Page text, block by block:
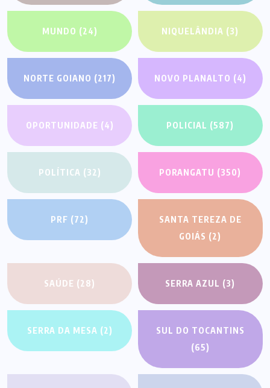
MUNDO (24) NIQUELÂNDIA (3)
NORTE GOIANO (217) NOVO PLANALTO (4)
OPORTUNIDADE (4) POLICIAL (587)
POLÍTICA (32) PORANGATU (350)
PRF (72)
SANTA TEREZA DE
GOIÁS (2)
SAÚDE (28) SERRA AZUL (3)
SERRA DA MESA (2)
SUL DO TOCANTINS
(65)